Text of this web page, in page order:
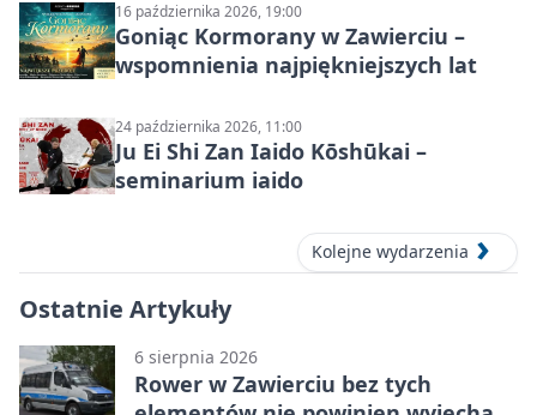
16 października 2026, 19:00
Goniąc Kormorany w Zawierciu –
wspomnienia najpiękniejszych lat
24 października 2026, 11:00
Ju Ei Shi Zan Iaido Kōshūkai –
seminarium iaido
Kolejne wydarzenia
Ostatnie Artykuły
6 sierpnia 2026
Rower w Zawierciu bez tych